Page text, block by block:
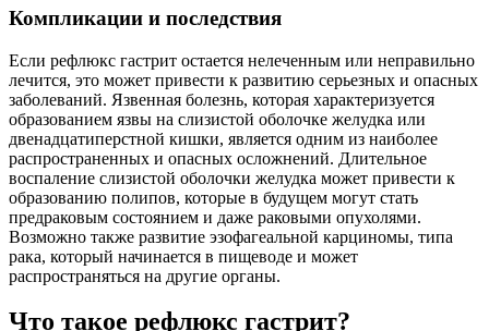
Компликации и последствия
Если рефлюкс гастрит остается нелеченным или неправильно
лечится, это может привести к развитию серьезных и опасных
заболеваний. Язвенная болезнь, которая характеризуется
образованием язвы на слизистой оболочке желудка или
двенадцатиперстной кишки, является одним из наиболее
распространенных и опасных осложнений. Длительное
воспаление слизистой оболочки желудка может привести к
образованию полипов, которые в будущем могут стать
предраковым состоянием и даже раковыми опухолями.
Возможно также развитие эзофагеальной карциномы, типа
рака, который начинается в пищеводе и может
распространяться на другие органы.
Что такое рефлюкс гастрит?